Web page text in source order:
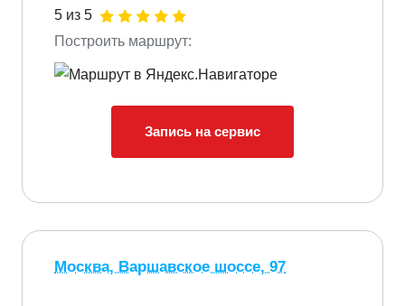
5 из 5
Построить маршрут:
Запись на сервис
Москва, Варшавское шоссе, 97